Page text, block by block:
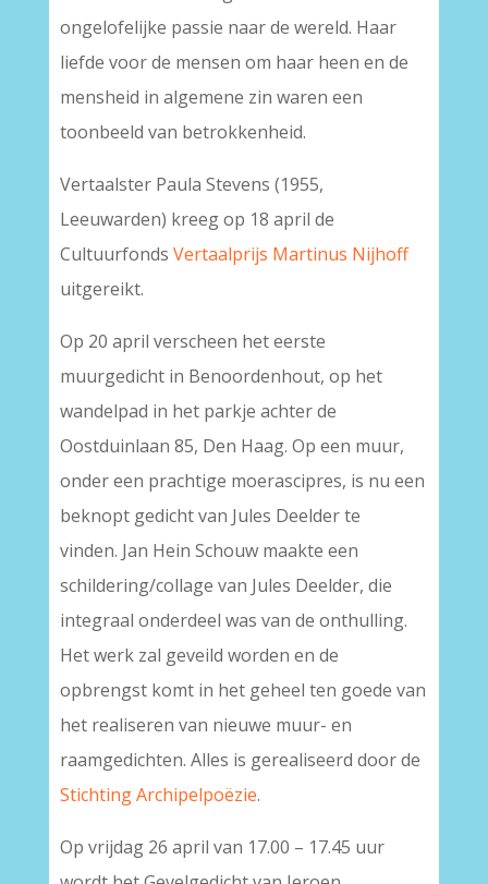
ongelofelijke passie naar de wereld. Haar
liefde voor de mensen om haar heen en de
mensheid in algemene zin waren een
toonbeeld van betrokkenheid.
Vertaalster Paula Stevens (1955,
Leeuwarden) kreeg op 18 april de
Cultuurfonds Vertaalprijs Martinus Nijhoff
uitgereikt.
Op 20 april verscheen het eerste
muurgedicht in Benoordenhout, op het
wandelpad in het parkje achter de
Oostduinlaan 85, Den Haag. Op een muur,
onder een prachtige moerascipres, is nu een
beknopt gedicht van Jules Deelder te
vinden. Jan Hein Schouw maakte een
schildering/collage van Jules Deelder, die
integraal onderdeel was van de onthulling.
Het werk zal geveild worden en de
opbrengst komt in het geheel ten goede van
het realiseren van nieuwe muur- en
raamgedichten. Alles is gerealiseerd door de
Stichting Archipelpoëzie.
Op vrijdag 26 april van 17.00 – 17.45 uur